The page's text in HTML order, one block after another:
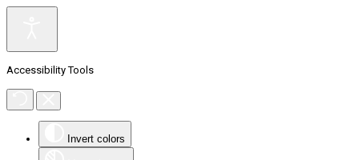
Accessibility Tools
Invert colors